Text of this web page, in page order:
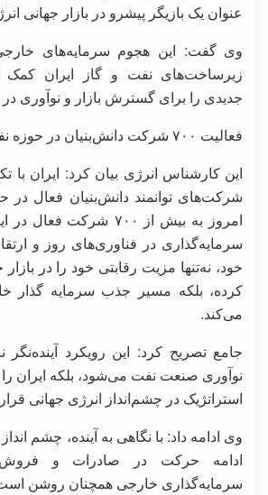
عنوان یک بازیگر پیشرو در بازار جهانی
وی گفت: این هجوم سرمایه‌های خارجی
زیرساخت‌های نفت و گاز ایران کمک
جدیدی را برای گسترش بازار و نوآوری
فعالیت ۷۰۰ شرکت دانش‌بنیان در حوزه نفت و گاز
این کارشناس انرژی بیان کرد: ایران با
شرکت‌های توانمند دانش‌بنیان فعال در
امروز به بیش از ۷۰۰ شرکت
سرمایه‌گذاری در فناوری‌های روز و
خود، نه‌تنها مزیت رقابتی خود را در
کرده، بلکه مسیر جذب سرمایه گذار
می‌کند.
جامع تصریح کرد: این رویکرد آینده‌نگر
نوآوری صنعت نفت می‌شود، بلکه ایران را
استراتژیک در چشم‌انداز انرژی جهانی
وی ادامه داد: با نگاهی به آینده، چشم انداز
ادامه حرکت در صادرات و
سرمایه‌گذاری خارجی همچنان روشن